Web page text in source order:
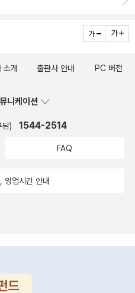
소개 출판사 안내 PC 버전
니케이션
담) 1544-2514
FAQ
영업시간 안내